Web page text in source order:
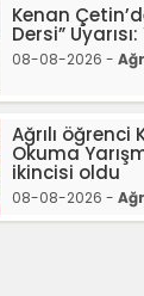
Kenan
Dersi”
08-08-2026 -
Ağrılı öğrenci
Okuma
ikincisi oldu
08-08-2026 -